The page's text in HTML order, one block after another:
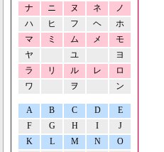
ナ
ニ ヌ ネ
ノ
ハ
ヒ フ ヘ
ホ
マ
ミ ム メ
モ
ヤ
ユ
ヨ
ラ
リ ル レ
ロ
ワ
ヲ ン
A B C D
E
F
G H I
J
K
L M N O